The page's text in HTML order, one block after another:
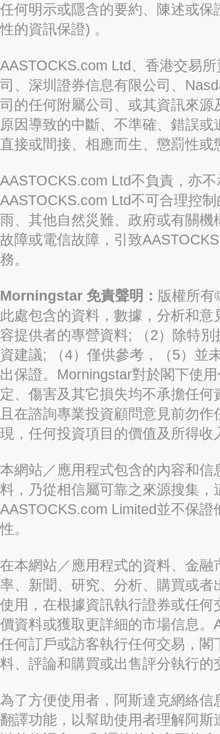
任何明示或隱含的要約、陳述或
性的資訊保證) 。
AASTOCKS.com Ltd、香港交易
司、深圳證券信息有限公司、
司的任何附屬公司、或其資訊來
原因導致的中斷、不準確、錯誤
直接或間接、相應而生、懲罰性
AASTOCKS.com Ltd不負責，亦
AASTOCKS.com Ltd不可合理控
雨、其他自然災難、政府或有關
故障或電信故障，引致
務。
Morningstar 免責聲明： 版權所有
此處包含的資料，數據，分析和意
容提供者的專營資料; （2）除特
資建議; （4）僅供參考，（5）並
出保證。Morningstar對於閣下使
定、傷害及其它損失均不承擔任
且在諮詢專業投資顧問意見前勿
現，任何投資項目的價值及所得收
本網站／應用程式包含的內容和
料，乃從相信屬可靠之來源搜集
AASTOCKS.com Limited並不保
性。
在本網站／應用程式的資料、金
率、新聞、研究、分析、購買或
使用，在根據資訊執行證券或任
價資料或獲取更詳細的市場信息
任何訂戶或訪客執行任何交易，
料、評論和購買或出售評分執行的
為了方便使用者，阿斯達克網絡
翻譯功能，以幫助使用者理解阿